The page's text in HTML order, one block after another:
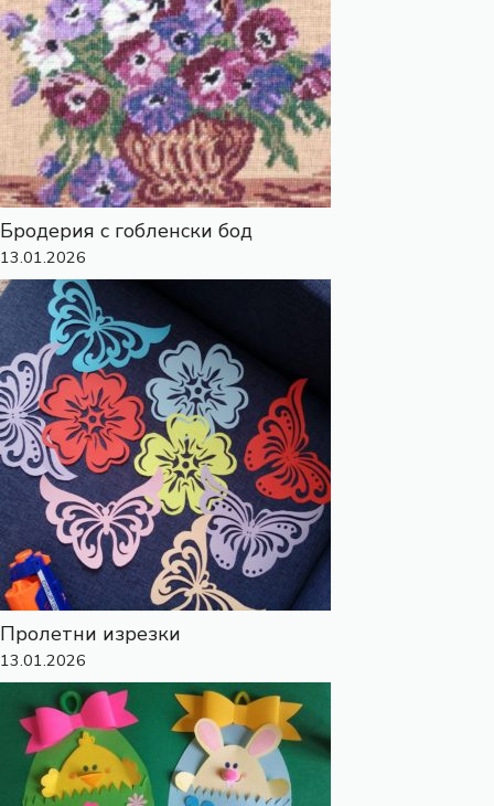
Бродерия с гобленски бод
13.01.2026
Пролетни изрезки
13.01.2026